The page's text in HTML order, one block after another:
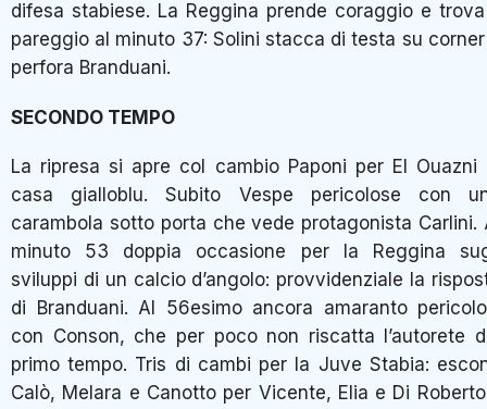
difesa stabiese. La Reggina prende coraggio e
pareggio al minuto 37: Solini stacca di testa su
perfora Branduani.
SECONDO TEMPO
La ripresa si apre col cambio Paponi per El Ouazni
casa gialloblu. Subito Vespe pericolose con
carambola sotto porta che vede protagonista Carlini.
minuto 53 doppia occasione per la Reggina
sviluppi di un calcio d’angolo: provvidenziale la
di Branduani. Al 56esimo ancora amaranto
con Conson, che per poco non riscatta l’autorete
primo tempo. Tris di cambi per la Juve Stabia:
Calò, Melara e Canotto per Vicente, Elia e Di